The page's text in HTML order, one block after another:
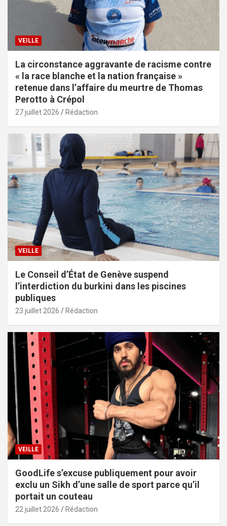
VEILLE
La circonstance aggravante de racisme contre
« la race blanche et la nation française »
retenue dans l’affaire du meurtre de Thomas
Perotto à Crépol
27 juillet 2026 Rédaction
VEILLE
Le Conseil d’État de Genève suspend
l’interdiction du burkini dans les piscines
publiques
23 juillet 2026 Rédaction
VEILLE
GoodLife s’excuse publiquement pour avoir
exclu un Sikh d’une salle de sport parce qu’il
portait un couteau
22 juillet 2026 Rédaction